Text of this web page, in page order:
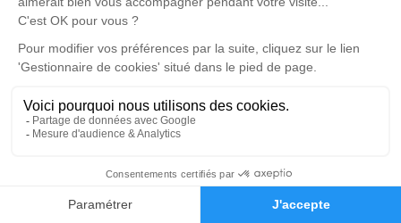
Faire-part Hommages
Un service de plantation d’arbre hommage est
disponible ici.
Je rends hommage
Cérémonie religieuse
Paroisse Saint Amand de Vienne et Glane de
Saint-Junien